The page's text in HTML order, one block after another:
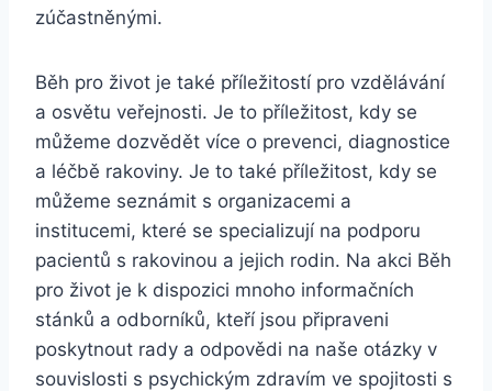
zúčastněnými.
Běh pro život je také příležitostí pro vzdělávání
a osvětu veřejnosti. Je to příležitost, kdy se
můžeme dozvědět více o prevenci, diagnostice
a léčbě rakoviny. Je to také příležitost, kdy se
můžeme seznámit s organizacemi a
institucemi, které se specializují na podporu
pacientů s rakovinou a jejich rodin. Na akci Běh
pro život je k dispozici mnoho informačních
stánků a odborníků, kteří jsou připraveni
poskytnout rady a odpovědi na naše otázky v
souvislosti s psychickým zdravím ve spojitosti s